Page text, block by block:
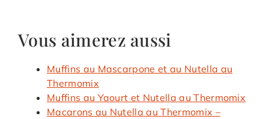
Vous aimerez aussi
Muffins au Mascarpone et au Nutella au
Thermomix
Muffins au Yaourt et Nutella au Thermomix
Macarons au Nutella au Thermomix –